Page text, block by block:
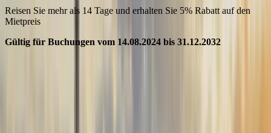
Reisen Sie mehr als 14 Tage und erhalten Sie 5% Rabatt auf den
Mietpreis
Gültig für Buchungen vom 14.08.2024 bis 31.12.2032